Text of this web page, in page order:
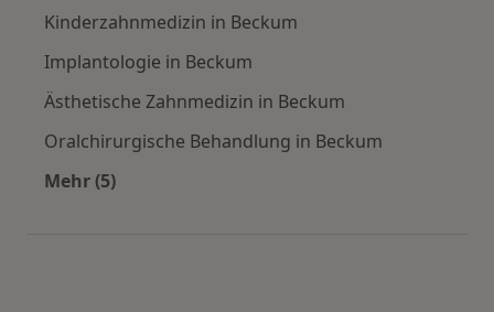
Kinderzahnmedizin in Beckum
Implantologie in Beckum
Ästhetische Zahnmedizin in Beckum
Oralchirurgische Behandlung in Beckum
Mehr (5)